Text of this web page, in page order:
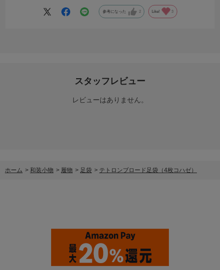
参考になった 2 Like! 3
スタッフレビュー
レビューはありません。
ホーム > 和装小物 > 履物 > 足袋 > テトロンブロード足袋（4枚コハゼ）